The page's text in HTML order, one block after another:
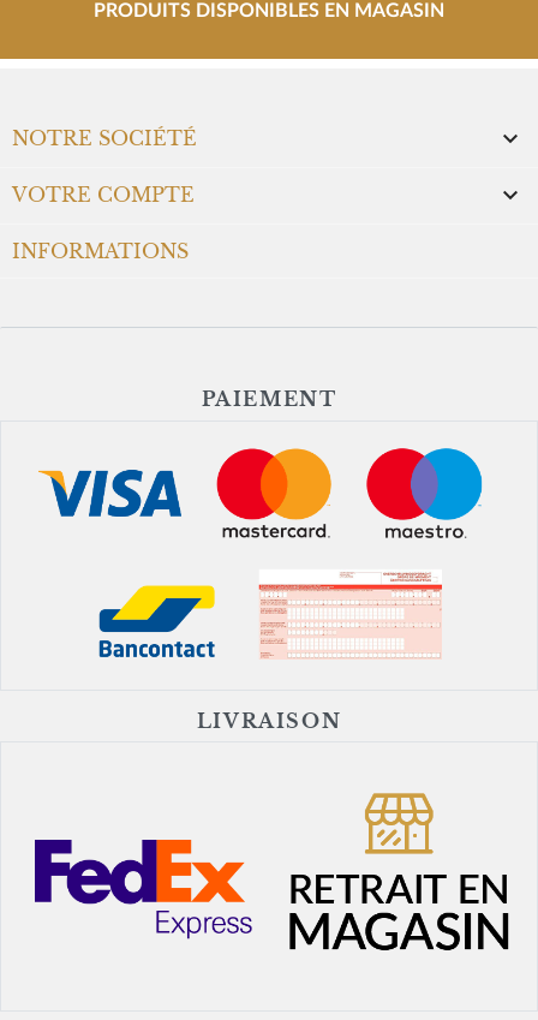
PRODUITS DISPONIBLES EN MAGASIN
NOTRE SOCIÉTÉ 
VOTRE COMPTE 
INFORMATIONS
PAIEMENT
LIVRAISON